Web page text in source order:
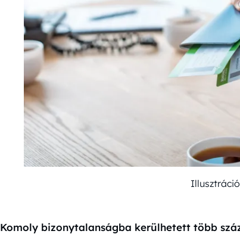
Komoly bizonytalanságba kerülhetett több